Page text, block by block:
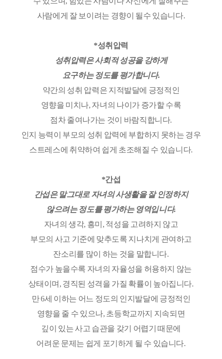
사람에게 잘 보이려는 경향이 될수 있습니다.
*성취압력
성취압력은 사회적 성공을 강하게
요구하는 정도를 평가합니다.
약간의 성취 압력은 지적발달에 긍정적인
영향을 미치나, 자녀의 나이가 증가할 수록
점차 줄여나가는 것이 바람직합니다.
인지 능력이 부모의 성취 압력에 부합하지 못하는 경우
스트레스에 취약하여 쉽게 초조해질 수 있습니다.
*간섭
간섭은 말그대로 자녀의 사생활을 잘 인정하지
않으려는 정도를 평가하는 영역입니다.
자녀의 생각, 흥미, 적성을 고려하지 않고
부모의 사고 기준에 맞추도록 지나치게 관여하고
잔소리를 많이 하는 것을 말합니다.
점수가 높을수록 자녀의 자율성을 허용하지 않는
상태이며, 경직된 성격을 가질 확률이 높아집니다.
만 6세 이하는 어느 정도의 인지발달에 긍정적인
영향을 줄 수 있으나, 초등학교까지 지속되면
깊이 있는 사고 습관을 갖기 어렵기 때문에
어려운 문제는 쉽게 포기하게 될 수 있습니다.